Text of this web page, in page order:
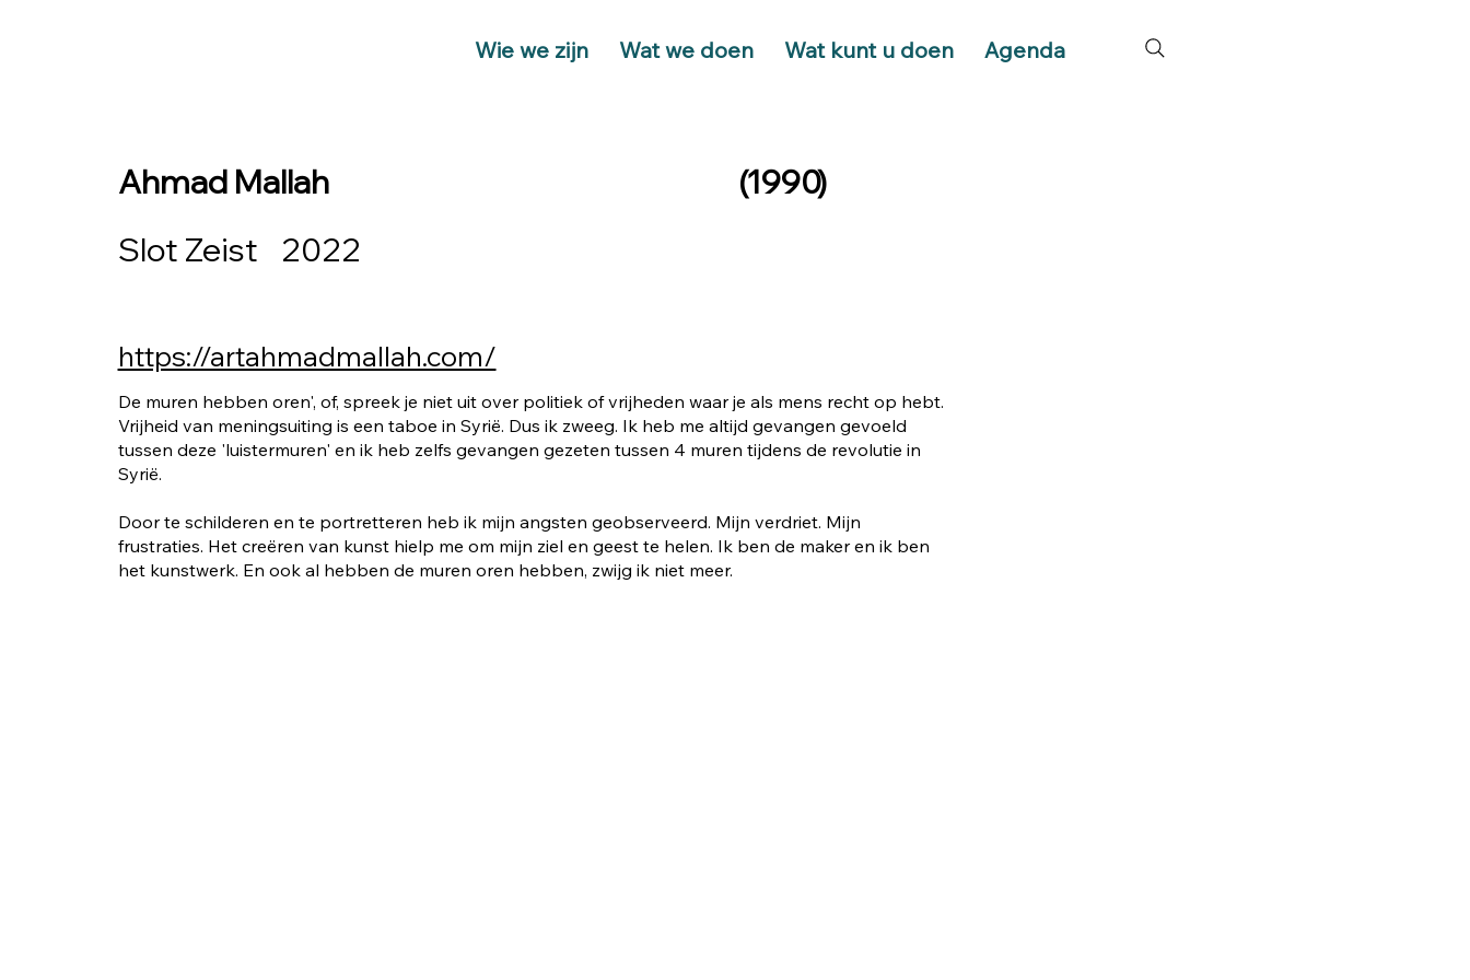
Wie we zijn Wat we doen Wat kunt u doen Agenda
De muren hebben oren', of, spreek je niet uit over politiek of vrijheden waar je als mens recht op hebt.
Vrijheid van meningsuiting is een taboe in Syrië. Dus ik zweeg. Ik heb me altijd gevangen gevoeld
tussen deze 'luistermuren' en ik heb zelfs gevangen gezeten tussen 4 muren tijdens de revolutie in
Syrië.
Door te schilderen en te portretteren heb ik mijn angsten geobserveerd. Mijn verdriet. Mijn
frustraties. Het creëren van kunst hielp me om mijn ziel en geest te helen. Ik ben de maker en ik ben
het kunstwerk. En ook al hebben de muren oren hebben, zwijg ik niet meer.
https://artahmadmallah.com/
Ahmad Mallah (1990)
Slot Zeist
2022